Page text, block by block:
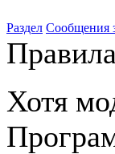
Раздел Сообщения
Хотя